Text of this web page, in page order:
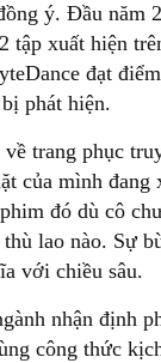
ý. Đầu năm
tập xuất hiện
đạt
phát hiện.
trang phục
của mình đang
đó dù cô
lao nào. Sự
với chiều sâu.
nhận định
công thức